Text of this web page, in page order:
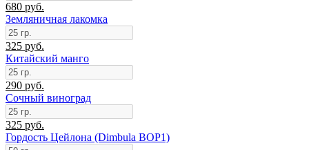
680 руб.
Земляничная лакомка
325 руб.
Китайский манго
290 руб.
Сочный виноград
325 руб.
Гордость Цейлона (Dimbula BOP1)